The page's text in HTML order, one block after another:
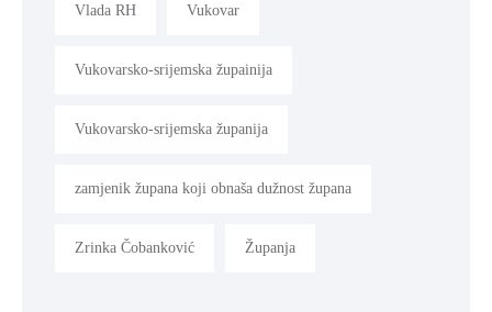
Vlada RH Vukovar
Vukovarsko-srijemska župainija
Vukovarsko-srijemska županija
zamjenik župana koji obnaša dužnost župana
Zrinka Čobanković Županja